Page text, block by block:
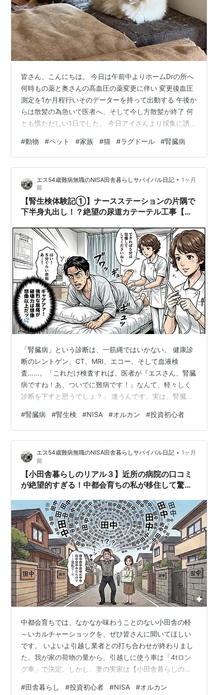
皆さん、こんにちは。 今日は午前中よりホームDrの所へ
何時もの薬と奥さんの高血圧の薬変更に伴い 変更後血圧
測定を1か月程行いそのデーターを持って出動する 午後か
らは散髪の為急いで医者へ、そして今し方散髪が終了 何
とも慌ただしい1日でした。 今日アイさんより採集に誘わ
的に必要なポイントの為 話を戻して前回もお話をさせて
頂いたペーちゃんの件は NGである事は明白であるけど獣
医へ出向いていない為結果は不明・・・ 来週カブの液剤
等貰いに行くのでその際に先生よりお話があると思う。
取り合えずカブ、ペーちゃんは・・・ 本当にペーちゃん
が病気になるとこの場…
#動物 #ペット #家族 #猫 #ラグドール #腎臓病
エス54歳難病無職のNISA田舎暮らしサバイバル日記 • 1ヶ月
前
【腎生検体験記①】ナースステーションの片隅で
下半身丸出し！？絶望の尿道カテーテル工事【腎
「腎臓病」という診断は、一筋縄ではいかない。 健康診
断のレントゲン、CT、MRI、エコー、そして血液検
査……。「これだけ検査すれば、医者が『エスさん、腎臓
病ですね！あ、ついでに難病です！』なんて、軽々しく
診断を下すと思うでしょ？」 違うんです。実は、腎臓病
です！と断言するためには、【腎生検】という検査が不
可欠。これが、私のような素人が軽く考えていたものと
は比べ物にならないほど、過酷なイベントだったので
す。 簡単に言うと、腎臓の組織（細胞）を直接採取して
検査するのですが、腎臓は体の深部にある臓器。そのた
め、うつ伏せに寝て、麻酔を打ち、エコーで位…
#腎臓病 #腎生検 #NISA #オルカン #投資初心者
エス54歳難病無職のNISA田舎暮らしサバイバル日記 • 1ヶ月
前
【小田舎暮らしのリアル３】近所の病院の口コミ
が絶望的すぎる！中都会育ちの私が移住して驚い
中都会育ちでは、なかなか味わうことのない小田舎の軽
～いカルチャーショックを、ぜひ皆さんに聞いてほしい
です。 いよいよ引越し業者との打ち合わせが終わりまし
た。我が家の荷物の量から、引越しに使う車は「4tロン
グ車」で決定。しかし、妻の実家は【小田舎暮らしのリ
がやたら狭いというトラップのような土地柄です。 業者
#田舎暮らし #投資初心者 #NISA #オルカン